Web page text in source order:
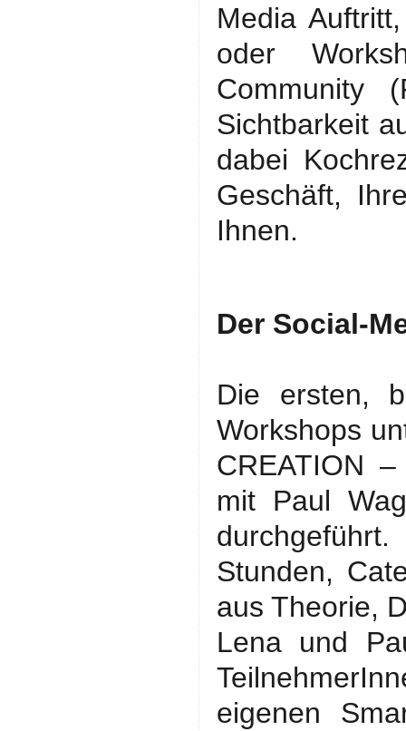
Media
oder
Community
Sichtbarkeit
dabei
Geschäft,
Ihnen.
Der Social-
Die ersten,
Workshops
CREATION
mit Paul
Stunden,
aus Theorie,
Lena und
eigenen